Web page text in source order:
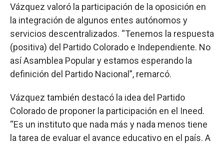
Vázquez valoró la participación de la oposición en
la integración de algunos entes autónomos y
servicios descentralizados. “Tenemos la respuesta
(positiva) del Partido Colorado e Independiente. No
así Asamblea Popular y estamos esperando la
definición del Partido Nacional”, remarcó.
Vázquez también destacó la idea del Partido
Colorado de proponer la participación en el Ineed.
“Es un instituto que nada más y nada menos tiene
la tarea de evaluar el avance educativo en el país. A